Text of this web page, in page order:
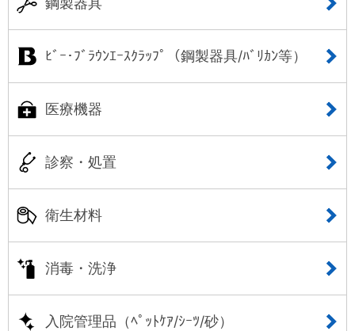
ﾋﾞｰ･ﾌﾞﾗｳﾝｴｰｽｸﾗｯﾌﾟ（鋼製器具/ﾊﾞﾘｶﾝ等）
医療機器
診察・処置
衛生材料
消毒・洗浄
入院管理品（ﾍﾟｯﾄｹｱ/ｼｰﾂ/砂）